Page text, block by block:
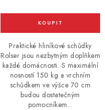
Praktické hliníkové schůdky
Rolser jsou nezbytným doplňkem
každé domácnosti. S maximální
nosností 150 kg a vrchním
schůdkem ve výšce 70 cm
budou dostatečným
pomocníkem...